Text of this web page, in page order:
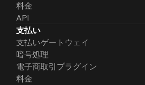
料金
API
支払い
支払いゲートウェイ
暗号処理
電子商取引プラグイン
料金